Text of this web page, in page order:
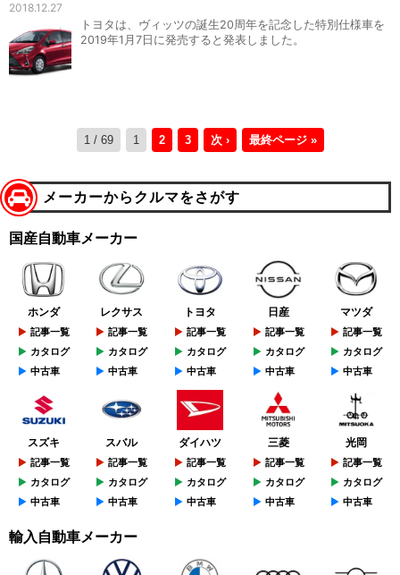
2018.12.27
トヨタは、ヴィッツの誕生20周年を記念した特別仕様車を
2019年1月7日に発売すると発表しました。
1 / 69 1 2 3 次 › 最終ページ »
メーカーからクルマをさがす
国産自動車メーカー
ホンダ
記事一覧
カタログ
中古車
レクサス
記事一覧
カタログ
中古車
トヨタ
記事一覧
カタログ
中古車
日産
記事一覧
カタログ
中古車
マツダ
記事一覧
カタログ
中古車
スズキ
記事一覧
カタログ
中古車
スバル
記事一覧
カタログ
中古車
ダイハツ
記事一覧
カタログ
中古車
三菱
記事一覧
カタログ
中古車
光岡
記事一覧
カタログ
中古車
輸入自動車メーカー